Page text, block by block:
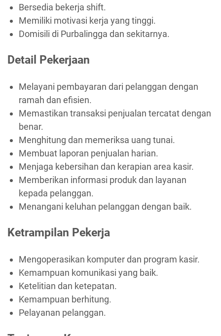
Bersedia bekerja shift.
Memiliki motivasi kerja yang tinggi.
Domisili di Purbalingga dan sekitarnya.
Detail Pekerjaan
Melayani pembayaran dari pelanggan dengan
ramah dan efisien.
Memastikan transaksi penjualan tercatat dengan
benar.
Menghitung dan memeriksa uang tunai.
Membuat laporan penjualan harian.
Menjaga kebersihan dan kerapian area kasir.
Memberikan informasi produk dan layanan
kepada pelanggan.
Menangani keluhan pelanggan dengan baik.
Ketrampilan Pekerja
Mengoperasikan komputer dan program kasir.
Kemampuan komunikasi yang baik.
Ketelitian dan ketepatan.
Kemampuan berhitung.
Pelayanan pelanggan.